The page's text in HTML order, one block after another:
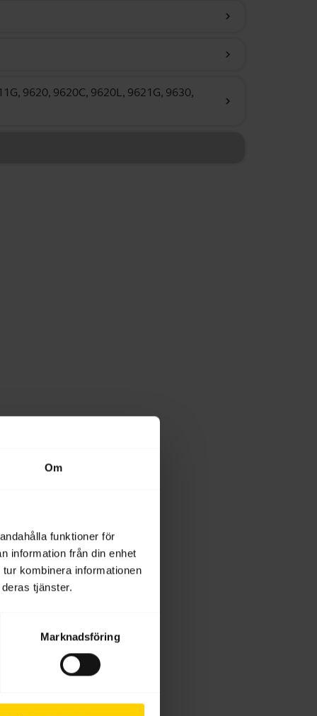
Om
funktioner för
information från din enhet
kombinera informationen
tjänster.
Marknadsföring
chevron_right
chevron_right
9620, 9620C, 9620L, 9621G, 9630,
chevron_right